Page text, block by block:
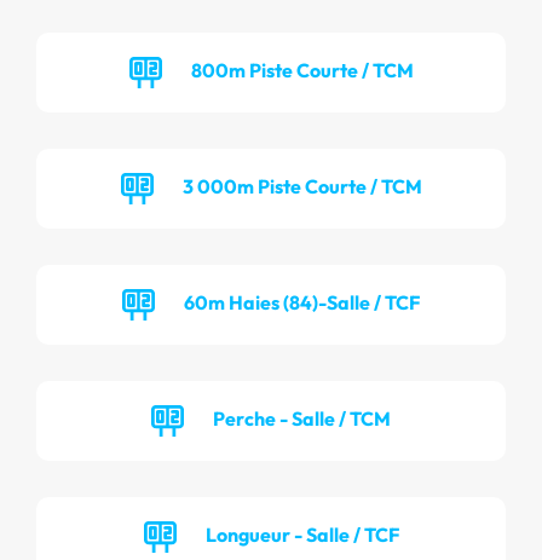
800m Piste Courte / TCM
3 000m Piste Courte / TCM
60m Haies (84)-Salle / TCF
Perche - Salle / TCM
Longueur - Salle / TCF